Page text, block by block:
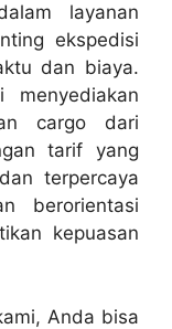
layanan
ekspedisi
dan biaya.
menyediakan
cargo dari
tarif yang
terpercaya
berorientasi
kepuasan
Anda bisa